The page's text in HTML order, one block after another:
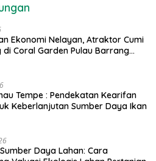
Ekonomi Nelayan, Atraktor Cumi
di Coral Garden Pulau Barrang
Tempe : Pendekatan Kearifan
Keberlanjutan Sumber Daya Ikan
Daya Lahan: Cara